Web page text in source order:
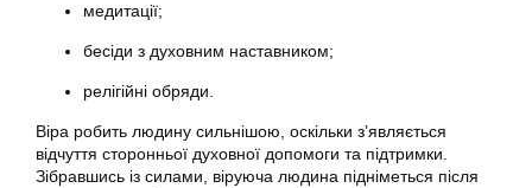
медитації;
бесіди з духовним наставником;
релігійні обряди.
Віра робить людину сильнішою, оскільки з’являється
відчуття сторонньої духовної допомоги та підтримки.
Зібравшись із силами, віруюча людина підніметься після